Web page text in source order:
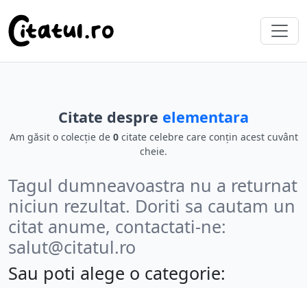
Citate despre elementara
Am găsit o colecție de 0citate celebre care conțin acest cuvânt
cheie.
Tagul dumneavoastra nu a returnat
niciun rezultat. Doriti sa cautam un
citat anume, contactati-ne:
salut@citatul.ro
Sau poti alege o categorie: